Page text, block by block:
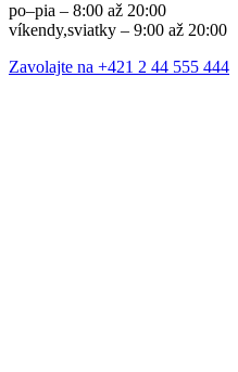
po–pia – 8:00 až 20:00
víkendy,sviatky – 9:00 až 20:00
Zavolajte na +421 2 44 555 444